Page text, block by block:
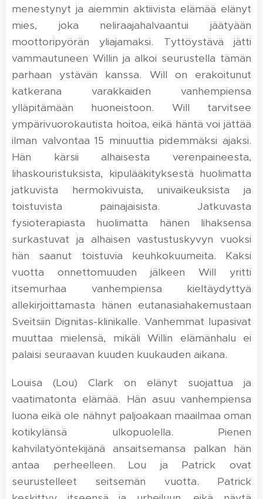
menestynyt ja aiemmin aktiivista elämää elänyt
mies, joka neliraajahalvaantui jäätyään
moottoripyörän yliajamaksi. Tyttöystävä jätti
vammautuneen Willin ja alkoi seurustella tämän
parhaan ystävän kanssa. Will on erakoitunut
katkerana varakkaiden vanhempiensa
ylläpitämään huoneistoon. Will tarvitsee
ympärivuorokautista hoitoa, eikä häntä voi jättää
ilman valvontaa 15 minuuttia pidemmäksi ajaksi.
Hän kärsii alhaisesta verenpaineesta,
lihaskouristuksista, kipulääkityksestä huolimatta
jatkuvista hermokivuista, univaikeuksista ja
toistuvista painajaisista. Jatkuvasta
fysioterapiasta huolimatta hänen lihaksensa
surkastuvat ja alhaisen vastustuskyvyn vuoksi
hän saanut toistuvia keuhkokuumeita. Kaksi
vuotta onnettomuuden jälkeen Will yritti
itsemurhaa vanhempiensa kieltäydyttyä
allekirjoittamasta hänen eutanasiahakemustaan
Sveitsiin Dignitas-klinikalle. Vanhemmat lupasivat
muuttaa mielensä, mikäli Willin elämänhalu ei
palaisi seuraavan kuuden kuukauden aikana.
Louisa (Lou) Clark on elänyt suojattua ja
vaatimatonta elämää. Hän asuu vanhempiensa
luona eikä ole nähnyt paljoakaan maailmaa oman
kotikylänsä ulkopuolella. Pienen
kahvilatyöntekijänä ansaitsemansa palkan hän
antaa perheelleen. Lou ja Patrick ovat
seurustelleet seitsemän vuotta. Patrick